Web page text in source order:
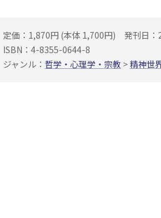
定価：1,870円 (本体 1,700円)
発刊日
ISBN：4-8355-0644-8
ジャンル： 哲学・心理学・宗教 > 精神世